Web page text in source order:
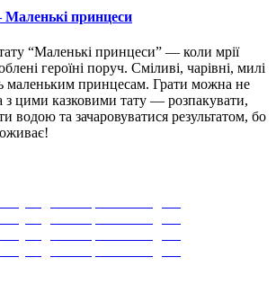
принцеси
“Маленькі принцеси” — коли мрії
героїні поруч. Сміливі, чарівні, милі
маленьким принцесам. Грати можна не
з цими казковими тату — розпакувати,
водою та зачаровуватися результатом, бо
оживає!